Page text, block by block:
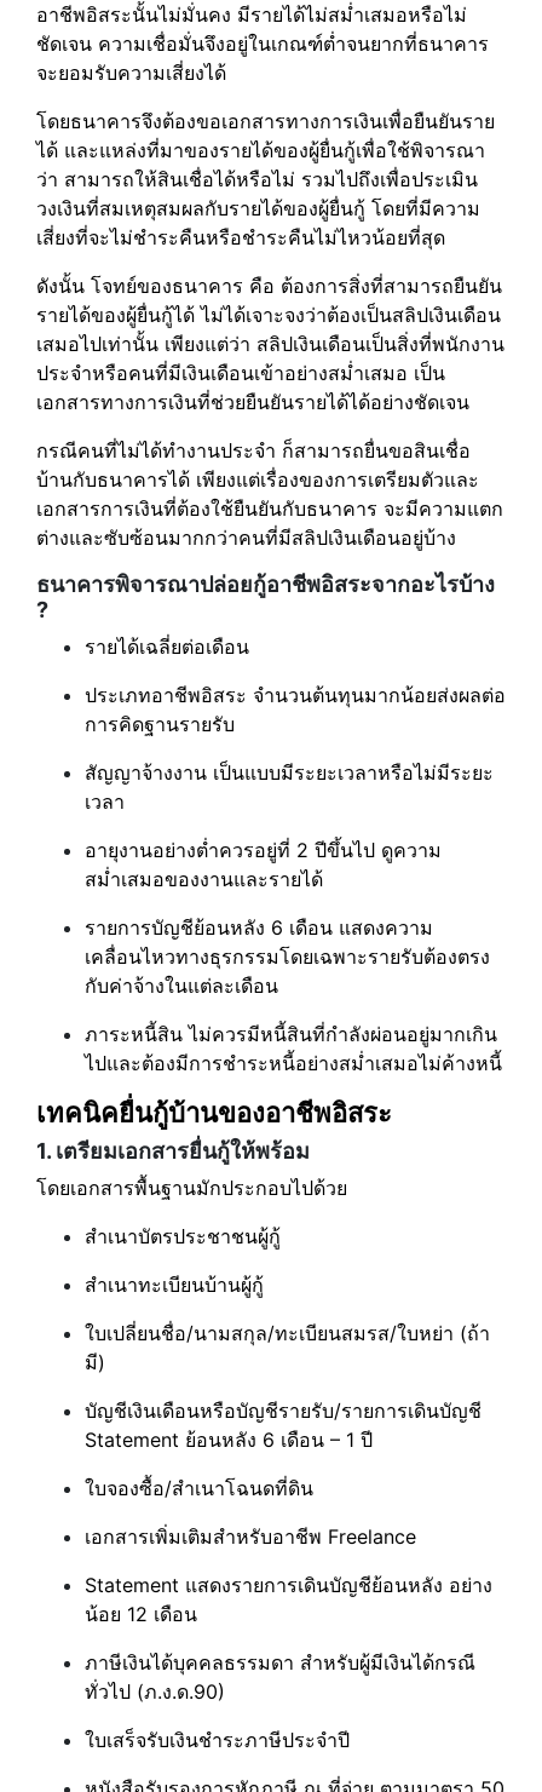
อาชีพอิสระนั้นไม่มั่นคง มีรายได้ไม่สม่ำเสมอหรือไม่
ชัดเจน ความเชื่อมั่นจึงอยู่ในเกณฑ์ต่ำจนยากที่ธนาคาร
จะยอมรับความเสี่ยงได้
โดยธนาคารจึงต้องขอเอกสารทางการเงินเพื่อยืนยันราย
ได้ และแหล่งที่มาของรายได้ของผู้ยื่นกู้เพื่อใช้พิจารณา
ว่า สามารถให้สินเชื่อได้หรือไม่ รวมไปถึงเพื่อประเมิน
วงเงินที่สมเหตุสมผลกับรายได้ของผู้ยื่นกู้ โดยที่มีความ
เสี่ยงที่จะไม่ชำระคืนหรือชำระคืนไม่ไหวน้อยที่สุด
ดังนั้น โจทย์ของธนาคาร คือ ต้องการสิ่งที่สามารถยืนยัน
รายได้ของผู้ยื่นกู้ได้ ไม่ได้เจาะจงว่าต้องเป็นสลิปเงินเดือน
เสมอไปเท่านั้น เพียงแต่ว่า สลิปเงินเดือนเป็นสิ่งที่พนักงาน
ประจำหรือคนที่มีเงินเดือนเข้าอย่างสม่ำเสมอ เป็น
เอกสารทางการเงินที่ช่วยยืนยันรายได้ได้อย่างชัดเจน
กรณีคนที่ไม่ได้ทำงานประจำ ก็สามารถยื่นขอสินเชื่อ
บ้านกับธนาคารได้ เพียงแต่เรื่องของการเตรียมตัวและ
เอกสารการเงินที่ต้องใช้ยืนยันกับธนาคาร จะมีความแตก
ต่างและซับซ้อนมากกว่าคนที่มีสลิปเงินเดือนอยู่บ้าง
ธนาคารพิจารณาปล่อยกู้อาชีพอิสระจากอะไรบ้าง
?
รายได้เฉลี่ยต่อเดือน
ประเภทอาชีพอิสระ จำนวนต้นทุนมากน้อยส่งผลต่อ
การคิดฐานรายรับ
สัญญาจ้างงาน เป็นแบบมีระยะเวลาหรือไม่มีระยะ
เวลา
อายุงานอย่างต่ำควรอยู่ที่ 2 ปีขึ้นไป ดูความ
สม่ำเสมอของงานและรายได้
รายการบัญชีย้อนหลัง 6 เดือน แสดงความ
เคลื่อนไหวทางธุรกรรมโดยเฉพาะรายรับต้องตรง
กับค่าจ้างในแต่ละเดือน
ภาระหนี้สิน ไม่ควรมีหนี้สินที่กำลังผ่อนอยู่มากเกิน
ไปและต้องมีการชำระหนี้อย่างสม่ำเสมอไม่ค้างหนี้
เทคนิคยื่นกู้บ้านของอาชีพอิสระ
1. เตรียมเอกสารยื่นกู้ให้พร้อม
โดยเอกสารพื้นฐานมักประกอบไปด้วย
สำเนาบัตรประชาชนผู้กู้
สำเนาทะเบียนบ้านผู้กู้
ใบเปลี่ยนชื่อ/นามสกุล/ทะเบียนสมรส/ใบหย่า (ถ้า
มี)
บัญชีเงินเดือนหรือบัญชีรายรับ/รายการเดินบัญชี
Statement ย้อนหลัง 6 เดือน – 1 ปี
ใบจองซื้อ/สำเนาโฉนดที่ดิน
เอกสารเพิ่มเติมสำหรับอาชีพ Freelance
Statement แสดงรายการเดินบัญชีย้อนหลัง อย่าง
น้อย 12 เดือน
ภาษีเงินได้บุคคลธรรมดา สำหรับผู้มีเงินได้กรณี
ทั่วไป (ภ.ง.ด.90)
ใบเสร็จรับเงินชำระภาษีประจำปี